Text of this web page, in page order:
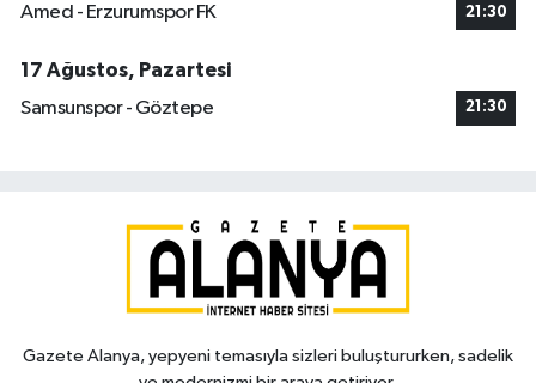
Amed - Erzurumspor FK 21:30
17 Ağustos, Pazartesi
Samsunspor - Göztepe
21:30
Gazete Alanya, yepyeni temasıyla sizleri buluştururken, sadelik